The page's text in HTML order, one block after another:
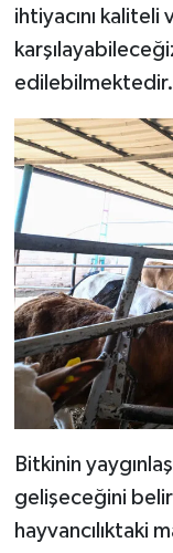
ihtiyacını
Bitkinin
gelişeceğini
hayvancılıktaki